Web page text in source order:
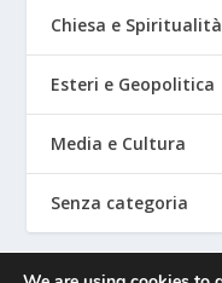
Chiesa e Spiritualità
Esteri e Geopolitica
Media e Cultura
Senza categoria